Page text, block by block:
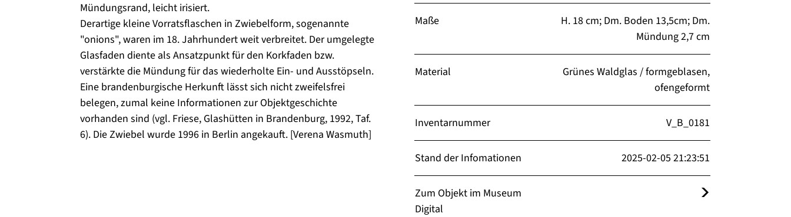
Mündungsrand, leicht irisiert.
Derartige kleine Vorratsflaschen in Zwiebelform, sogenannte
"onions", waren im 18. Jahrhundert weit verbreitet. Der umgelegte
Glasfaden diente als Ansatzpunkt für den Korkfaden bzw.
verstärkte die Mündung für das wiederholte Ein- und Ausstöpseln.
Eine brandenburgische Herkunft lässt sich nicht zweifelsfrei
belegen, zumal keine Informationen zur Objektgeschichte
vorhanden sind (vgl. Friese, Glashütten in Brandenburg, 1992, Taf.
6). Die Zwiebel wurde 1996 in Berlin angekauft. [Verena Wasmuth]
Maße
H. 18 cm; Dm. Boden 13,5cm; Dm.
Mündung 2,7 cm
Material
Grünes Waldglas / formgeblasen,
ofengeformt
Inventarnummer V_B_0181
Stand der Infomationen 2025-02-05 21:23:51
Zum Objekt im Museum
Digital